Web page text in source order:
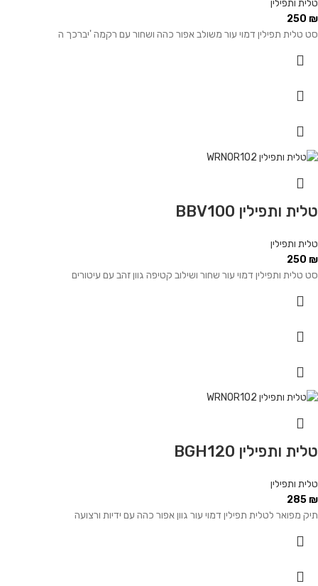
טלית ותפילין
250 ₪
סט טלית תפילין דמוי עור משולב אפור כהה ושחור עם רקמה 'יברכך ה
טלית ותפילין BBV100
טלית ותפילין
250 ₪
סט טלית ותפילין דמוי עור שחור ושילוב קטיפה גוון זהב עם עיטורים
טלית ותפילין BGH120
טלית ותפילין
285₪
תיק מפואר לטלית תפילין דמוי עור גוון אפור כהה עם ידיות ורצועה